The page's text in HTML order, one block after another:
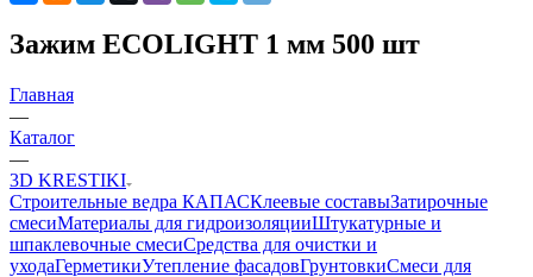
Зажим ECOLIGHT 1 мм 500 шт
Главная
—
Каталог
—
3D KRESTIKI
Строительные ведра КАПАСКлеевые составыЗатирочные
смесиМатериалы для гидроизоляцииШтукатурные и
шпаклевочные смесиСредства для очистки и
уходаГерметикиУтепление фасадовГрунтовкиСмеси для